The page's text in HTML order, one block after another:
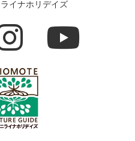
イナホリデイズ